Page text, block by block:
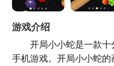
游戏介绍
开局小小蛇是一款
手机游戏。开局小小蛇的